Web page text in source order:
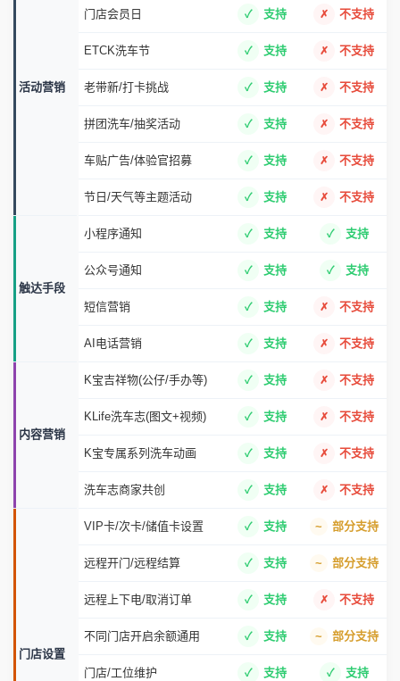
活动营销
门店会员日 支持 不支持
ETCK洗车节 支持 不支持
老带新/打卡挑战 支持 不支持
拼团洗车/抽奖活动 支持 不支持
车贴广告/体验官招募 支持 不支持
节日/天气等主题活动 支持 不支持
触达手段
小程序通知 支持 支持
公众号通知 支持 支持
短信营销 支持 不支持
AI电话营销 支持 不支持
内容营销
K宝吉祥物(公仔/手办等) 支持 不支持
KLife洗车志(图文+视频) 支持 不支持
K宝专属系列洗车动画 支持 不支持
洗车志商家共创 支持 不支持
门店设置
VIP卡/次卡/储值卡设置 支持 部分支持
远程开门/远程结算 支持 部分支持
远程上下电/取消订单 支持 不支持
不同门店开启余额通用 支持 部分支持
门店/工位维护 支持 支持